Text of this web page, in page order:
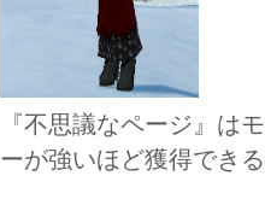
『不思議なページ』は
ーが強いほど獲得でき